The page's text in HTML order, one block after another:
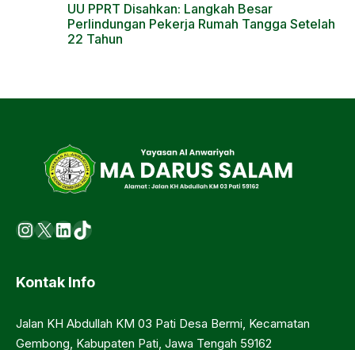
UU PPRT Disahkan: Langkah Besar
Perlindungan Pekerja Rumah Tangga Setelah
22 Tahun
Instagram
X LinkedIn
https://www.tiktok.com/
Kontak Info
Jalan KH Abdullah KM 03 Pati Desa Bermi, Kecamatan
Gembong, Kabupaten Pati, Jawa Tengah 59162